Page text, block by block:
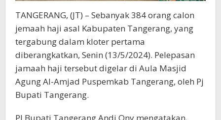
TANGERANG, (JT) – Sebanyak 384 orang calon
jemaah haji asal Kabupaten Tangerang, yang
tergabung dalam kloter pertama
diberangkatkan, Senin (13/5/2024). Pelepasan
jamaah haji tersebut digelar di Aula Masjid
Agung Al-Amjad Puspemkab Tangerang, oleh Pj
Bupati Tangerang.